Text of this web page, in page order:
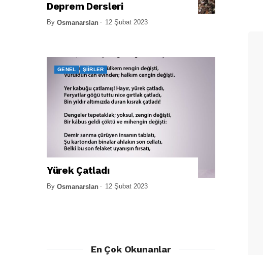
Deprem Dersleri
By Osmanarslan 12 Şubat 2023
GENEL ŞIIRLER
Yürek Çatladı
By Osmanarslan 12 Şubat 2023
En Çok Okunanlar